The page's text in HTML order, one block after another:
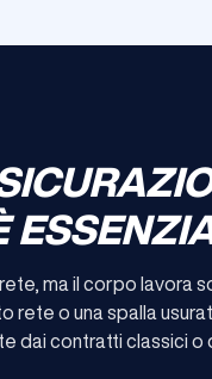
ma il corpo lavora
rete o una spalla
dai contratti classici o